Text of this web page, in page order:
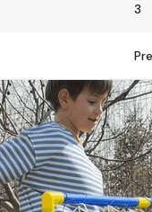
3